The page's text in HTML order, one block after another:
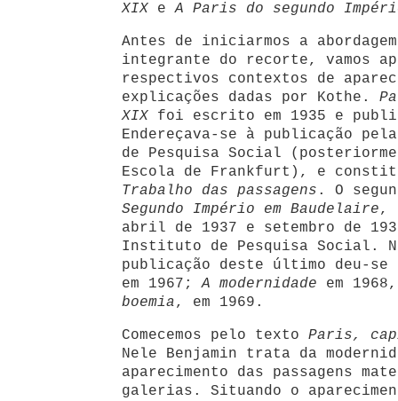
XIX eA Paris do segundo
Antes de iniciarmos a
integrante do recorte, vamos
respectivos contextos de
explicações dadas por Kothe.
XIX foi escrito em 1935 e
Endereçava-se à publicação
de Pesquisa Social
Escola de Frankfurt), e
Trabalho das passagens . O
Segundo Império em Baudelaire,
abril de 1937 e setembro de
Instituto de Pesquisa Social.
publicação deste último deu-
em 1967;A modernidade em
boemia, em 1969.
Comecemos pelo texto Paris,
Nele Benjamin trata da
aparecimento das passagens
galerias. Situando o